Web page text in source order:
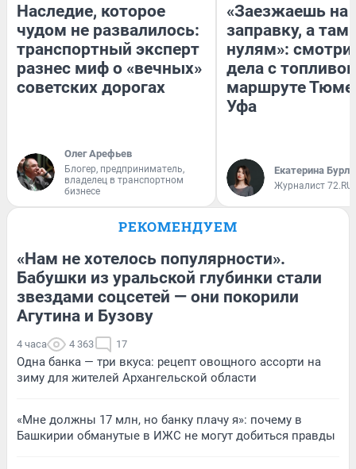
Наследие, которое
чудом не развалилось:
транспортный эксперт
разнес миф о «вечных»
советских дорогах
Олег Арефьев
Блогер, предприниматель,
владелец в транспортном
бизнесе
«Заезжаешь на
заправку, а там
нулям»:
дела с
маршруте
Уфа
Екатерина
Журналист 72.RU
РЕКОМЕНДУЕМ
«Нам не хотелось популярности».
Бабушки из уральской глубинки стали
звездами соцсетей — они покорили
Агутина и Бузову
4 часа 4 363 17
Одна банка — три вкуса: рецепт овощного ассорти на
зиму для жителей Архангельской области
«Мне должны 17 млн, но банку плачу я»: почему в
Башкирии обманутые в ИЖС не могут добиться правды